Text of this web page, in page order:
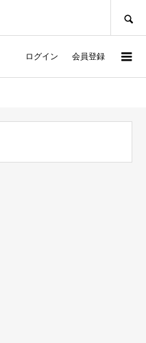
ログイン 会員登録